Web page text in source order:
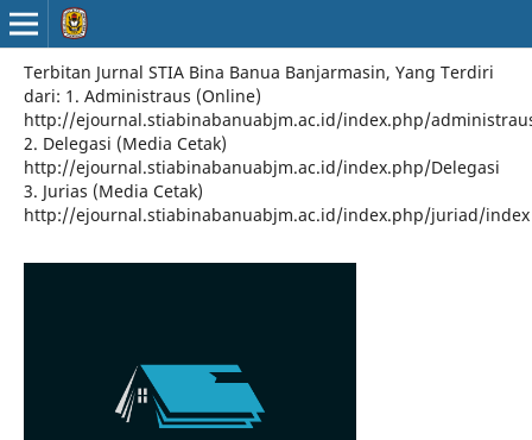
Terbitan Jurnal STIA Bina Banua Banjarmasin, Yang Terdiri
dari: 1. Administraus (Online)
http://ejournal.stiabinabanuabjm.ac.id/index.php/
2. Delegasi (Media Cetak)
http://ejournal.stiabinabanuabjm.ac.id/index.php/Delegasi
3. Jurias (Media Cetak)
http://ejournal.stiabinabanuabjm.ac.id/index.php/juriad/index